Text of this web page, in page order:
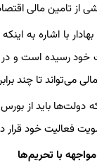
از تامین مالی
با اشاره به
رسیده است و در
می‌تواند تا چند
دولت‌ها باید از
فعالیت خود
با تحریم‌ها